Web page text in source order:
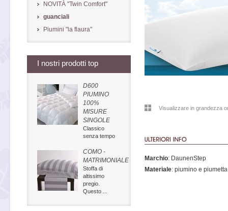
Visualizzare in grandezza
Marchio: DaunenStep
Materiale: piumino e
NOVITÀ "Twin Comfort"
guanciali
Piumini "la flaura"
I nostri prodotti top
D600
PIUMINO
100%
MISURE
SINGOLE
Classico
senza tempo
COMO -
MATRIMONIALE
Stoffa di
altissimo
pregio.
Questo ...